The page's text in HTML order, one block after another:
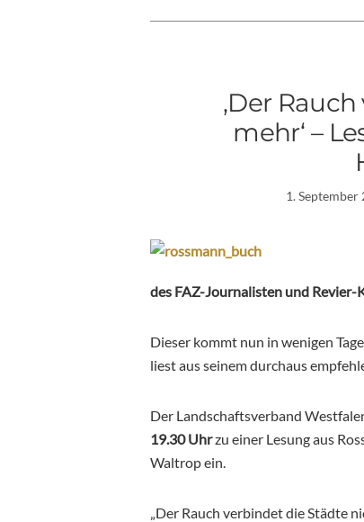
‚Der
mehr‘ –
1. September
des FAZ-Journalisten und Revier-
Dieser kommt nun in wenigen
liest aus seinem durchaus
Der Landschaftsverband
19.30 Uhrzu einer Lesung aus
Waltrop ein.
„Der Rauch verbindet die Städte